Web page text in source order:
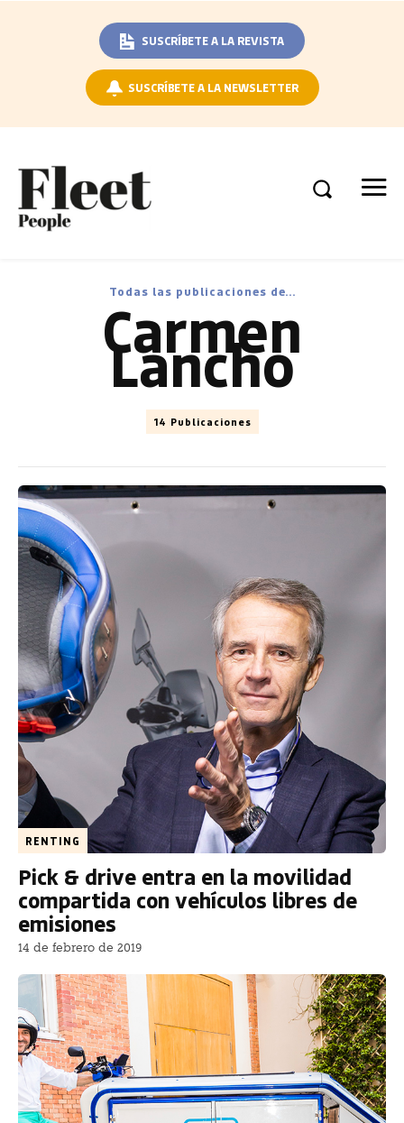
SUSCRÍBETE A LA REVISTA
SUSCRÍBETE A LA NEWSLETTER
Todas las publicaciones de...
Carmen
Lancho
14 Publicaciones
RENTING
Pick & drive entra en la movilidad
compartida con vehículos libres de
emisiones
14 de febrero de 2019